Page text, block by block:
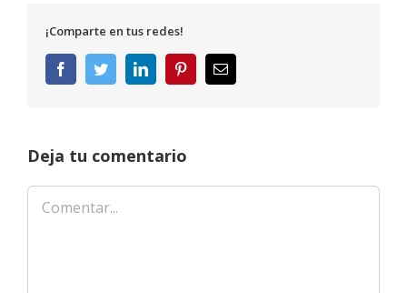
¡Comparte en tus redes!
FacebookTwitterLinkedInPinterestCorreo
electrónico
Deja tu comentario
Comentar